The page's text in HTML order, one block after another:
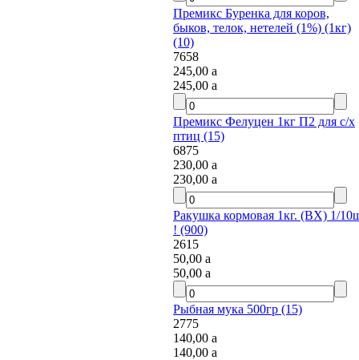
Премикс Буренка для коров,
быков, телок, нетелей (1%) (1кг)
(10)
7658
245,00a
245,00a
Премикс Фелуцен 1кг П2 для с/х
птиц (15)
6875
230,00a
230,00a
Ракушка кормовая 1кг. (ВХ) 1/
! (900)
2615
50,00a
50,00a
Рыбная мука 500гр (15)
2775
140,00a
140,00a